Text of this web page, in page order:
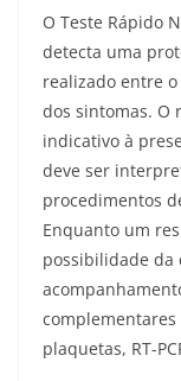
O Teste Rápido
detecta uma
realizado entre
dos sintomas. O
indicativo à
deve ser
procedimentos
Enquanto um
possibilidade da
complementares
plaquetas, RT-